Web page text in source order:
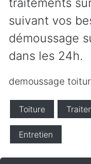
traitements
suivant vos
démoussage
dans les 24h.
demoussage
Toiture
Entretien